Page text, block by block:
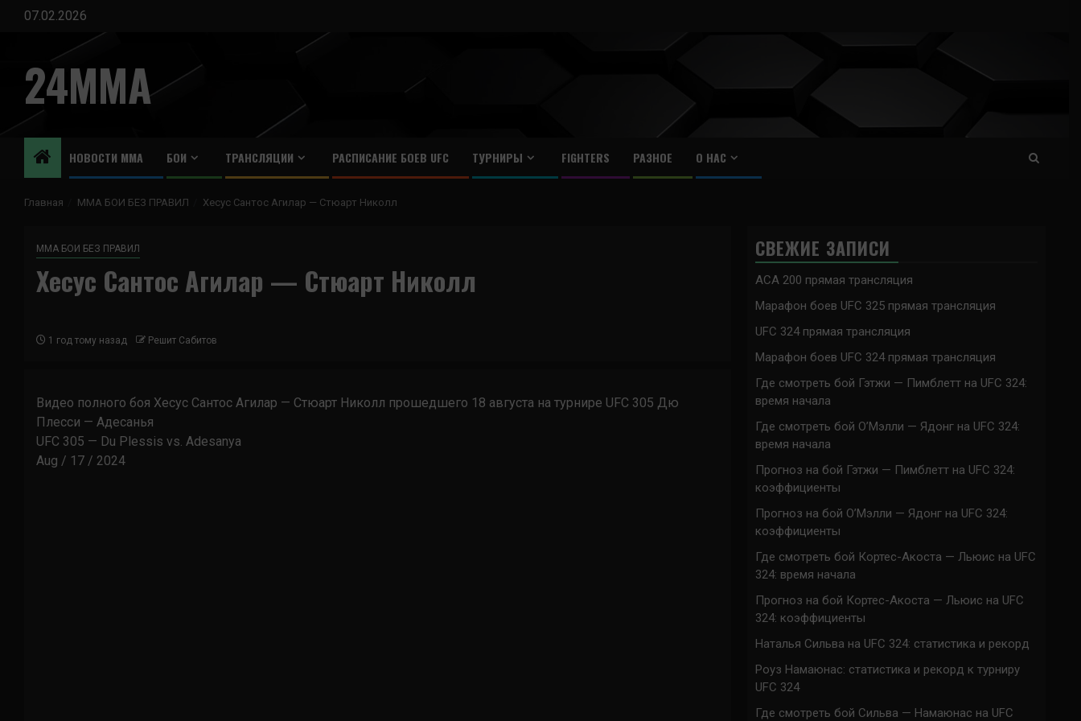
Перейти
содержимому
07.02.2026
24MMA
НОВОСТИ ММА БОИ ТРАНСЛЯЦИИ РАСПИСАНИЕ БОЕВ UFC ТУРНИРЫ FIGHTERS РАЗНОЕ О НАС
Главная ММА БОИ БЕЗ ПРАВИЛ Хесус Сантос Агилар — Стюарт Николл
ММА БОИ БЕЗ ПРАВИЛ
Хесус Сантос Агилар — Стюарт Николл
1 год тому назад Решит Сабитов
Видео полного боя Хесус Сантос Агилар — Стюарт Николл прошедшего 18 августа на турнире UFC 305 Дю
Плесси — Адесанья
UFC 305 — Du Plessis vs. Adesanya
Aug / 17 / 2024
СВЕЖИЕ ЗАПИСИ
ACA 200 прямая трансляция
Марафон боев UFC 325 прямая трансляция
UFC 324 прямая трансляция
Марафон боев UFC 324 прямая трансляция
Где смотреть бой Гэтжи — Пимблетт на UFC 324:
время начала
Где смотреть бой О’Мэлли — Ядонг на UFC 324:
время начала
Прогноз на бой Гэтжи — Пимблетт на UFC 324:
коэффициенты
Прогноз на бой О’Мэлли — Ядонг на UFC 324:
коэффициенты
Где смотреть бой Кортес-Акоста — Льюис на UFC
324: время начала
Прогноз на бой Кортес-Акоста — Льюис на UFC
324: коэффициенты
Наталья Сильва на UFC 324: статистика и рекорд
Роуз Намаюнас: статистика и рекорд к турниру
UFC 324
Где смотреть бой Сильва — Намаюнас на UFC